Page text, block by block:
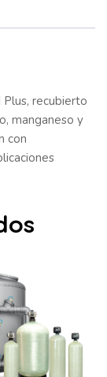
recubierto
manganeso y
con